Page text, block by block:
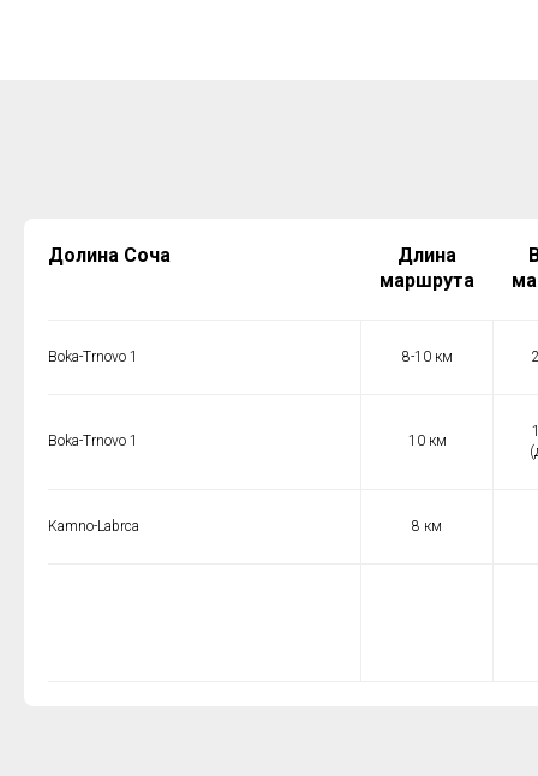
Долина Соча
Длина
маршрута
Boka-Trnovo 1 8-10 км
Boka-Trnovo 1 10 км
Kamno-Labrca 8 км